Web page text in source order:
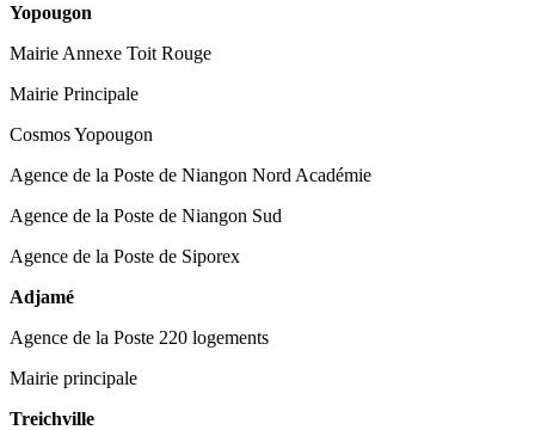
Yopougon
Mairie Annexe Toit Rouge
Mairie Principale
Cosmos Yopougon
Agence de la Poste de Niangon Nord Académie
Agence de la Poste de Niangon Sud
Agence de la Poste de Siporex
Adjamé
Agence de la Poste 220 logements
Mairie principale
Treichville